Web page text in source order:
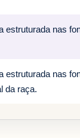
estruturada nas
estruturada nas
da raça.